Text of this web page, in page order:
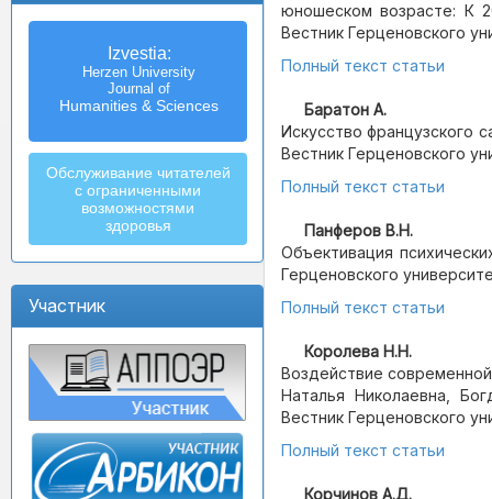
Izvestia:
Herzen University
Journal of
Humanities & Sciences
Обслуживание читателей
с ограниченными
возможностями
здоровья
Участник
юношеском возрасте: К
Вестник Герценовского
Полный текст статьи
Баратон А.
Искусство французского
Вестник Герценовского
Полный текст статьи
Панферов В.Н.
Объективация
Герценовского
Полный текст статьи
Королева Н.Н.
Воздействие
Наталья Николаевна,
Вестник Герценовского
Полный текст статьи
Корчинов А.Д.